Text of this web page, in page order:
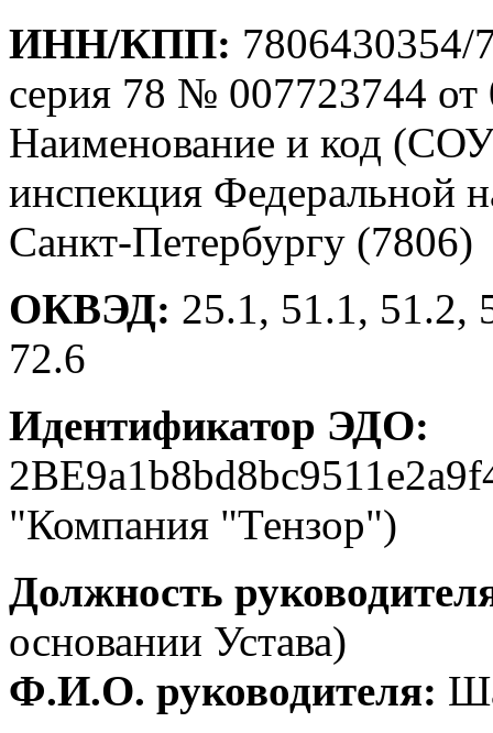
ИНН/КПП: 7806430354/
серия 78 № 007723744 от
Наименование и код
инспекция Федеральной
Санкт-Петербургу (7806)
ОКВЭД: 25.1, 51.1, 51.2,
72.6
Идентификатор ЭДО:
"Компания "Тензор")
Должность
основании Устава)
Ф.И.О. руководителя: